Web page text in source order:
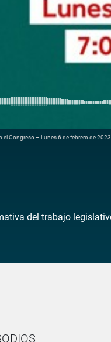
el Congreso – Lunes 6 de febrero de 2023
del trabajo